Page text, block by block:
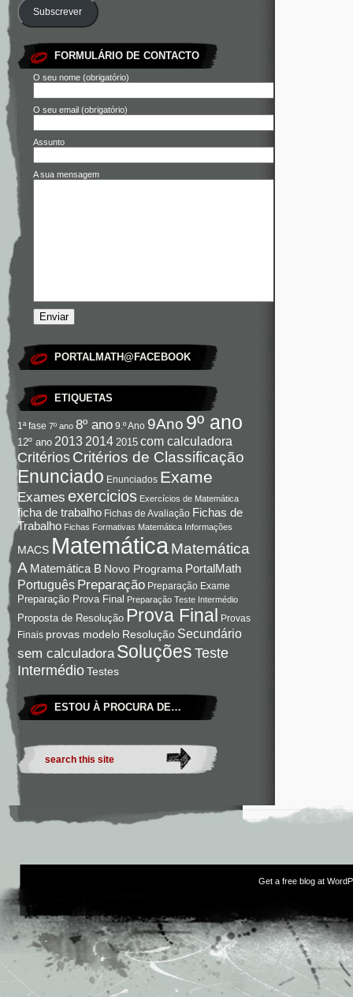
Subscrever
FORMULÁRIO DE CONTACTO
O seu nome (obrigatório)
O seu email (obrigatório)
Assunto
A sua mensagem
PORTALMATH@FACEBOOK
ETIQUETAS
1ª fase 7º ano 8º ano 9.º Ano 9Ano 9º ano
12º ano 2013 2014 2015 com calculadora
Critérios Critérios de Classificação
Enunciado Enunciados Exame
Exames exercicios Exercícios de Matemática
ficha de trabalho Fichas de Avaliação Fichas de
Trabalho Fichas Formativas Matemática Informações
MACS Matemática Matemática
A Matemática B Novo Programa PortalMath
Português Preparação Preparação Exame
Preparação Prova Final Preparação Teste Intermédio
Proposta de Resolução Prova Final Provas
Finais provas modelo Resolução Secundário
sem calculadora Soluções Teste
IntermédioTestes
ESTOU À PROCURA DE…
Get a free blog at